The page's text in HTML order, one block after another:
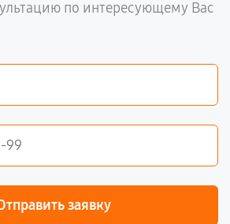
по интересующему Вас
заявку